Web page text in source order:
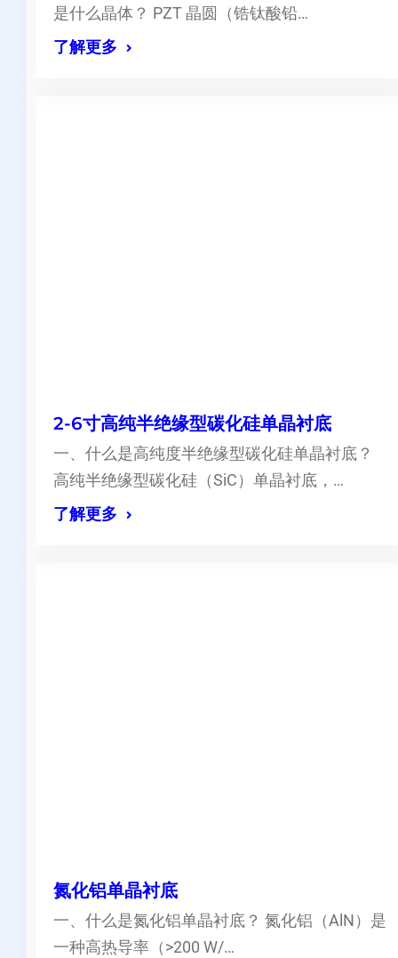
是什么晶体？ PZT 晶圆（锆钛酸铅…
了解更多
2-6寸高纯半绝缘型碳化硅单晶衬底
一、什么是高纯度半绝缘型碳化硅单晶衬底？
高纯半绝缘型碳化硅（SiC）单晶衬底，…
了解更多
氮化铝单晶衬底
一、什么是氮化铝单晶衬底？ 氮化铝（AlN）是
一种高热导率（>200 W/…